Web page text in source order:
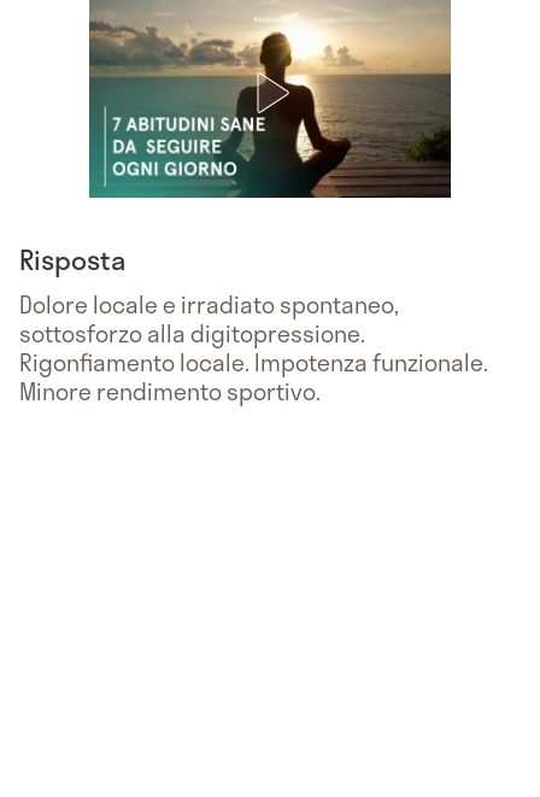
Risposta
Dolore locale e irradiato spontaneo,
sottosforzo alla digitopressione.
Rigonfiamento locale. Impotenza funzionale.
Minore rendimento sportivo.